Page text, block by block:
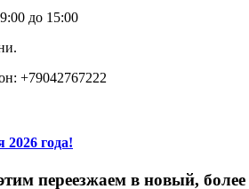
до 15:00
+79042767222
года!
переезжаем в новый, более